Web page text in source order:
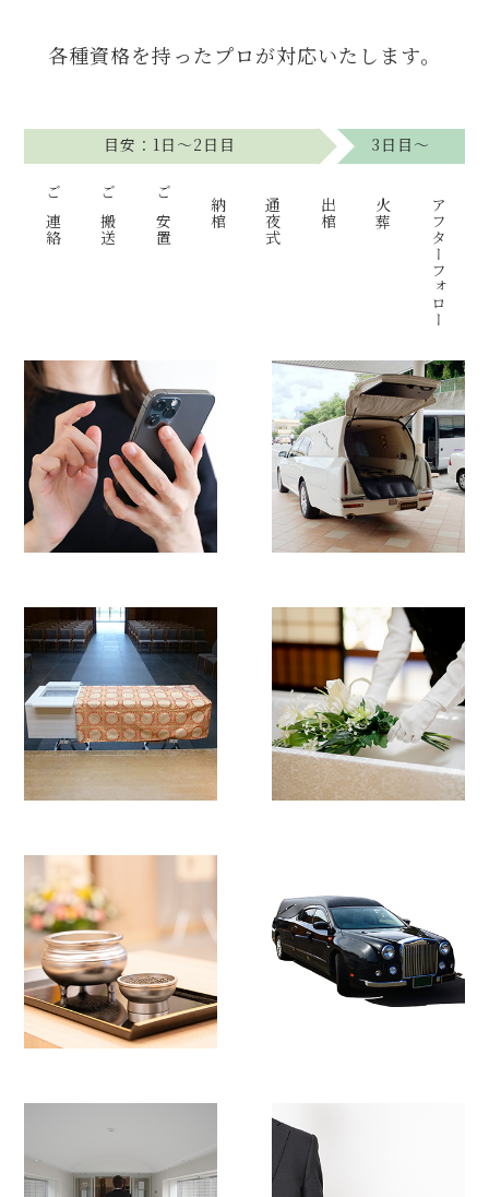
各種資格を持ったプロが対応いたします。
目安：1日〜2日目 3日目〜
ご連絡 ご搬送 ご安置 納棺 通夜式 出棺 火葬 アフターフォロー